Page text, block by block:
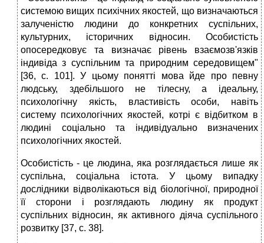
системою вищих психічних якостей, що визначаються
залученістю людини до конкретних суспільних,
культурних, історичних відносин. Особистість
опосередковує та визначає рівень взаємозв'язків
індивіда з суспільним та природним середовищем"
[36, с. 101]. У цьому понятті мова йде про певну
людську, здебільшого не тілесну, а ідеальну,
психологічну якість, властивість особи, навіть
систему психологічних якостей, котрі є відбитком в
людині соціально та індивідуально визначених
психологічних якостей.
Особистість - це людина, яка розглядається лише як
суспільна, соціальна істота. У цьому випадку
дослідники відволікаються від біологічної, природної
її сторони і розглядають людину як продукт
суспільних відносин, як активного діяча суспільного
розвитку [37, с. 38].